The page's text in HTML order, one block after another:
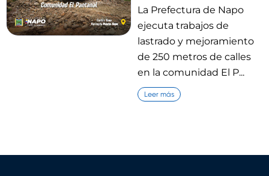
La Prefectura de Napo
ejecuta trabajos de
lastrado y mejoramiento
de 250 metros de calles
en la comunidad El P...
Leer más